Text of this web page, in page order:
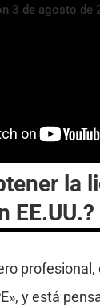
3 de agosto de
la
EE.UU.?
y está